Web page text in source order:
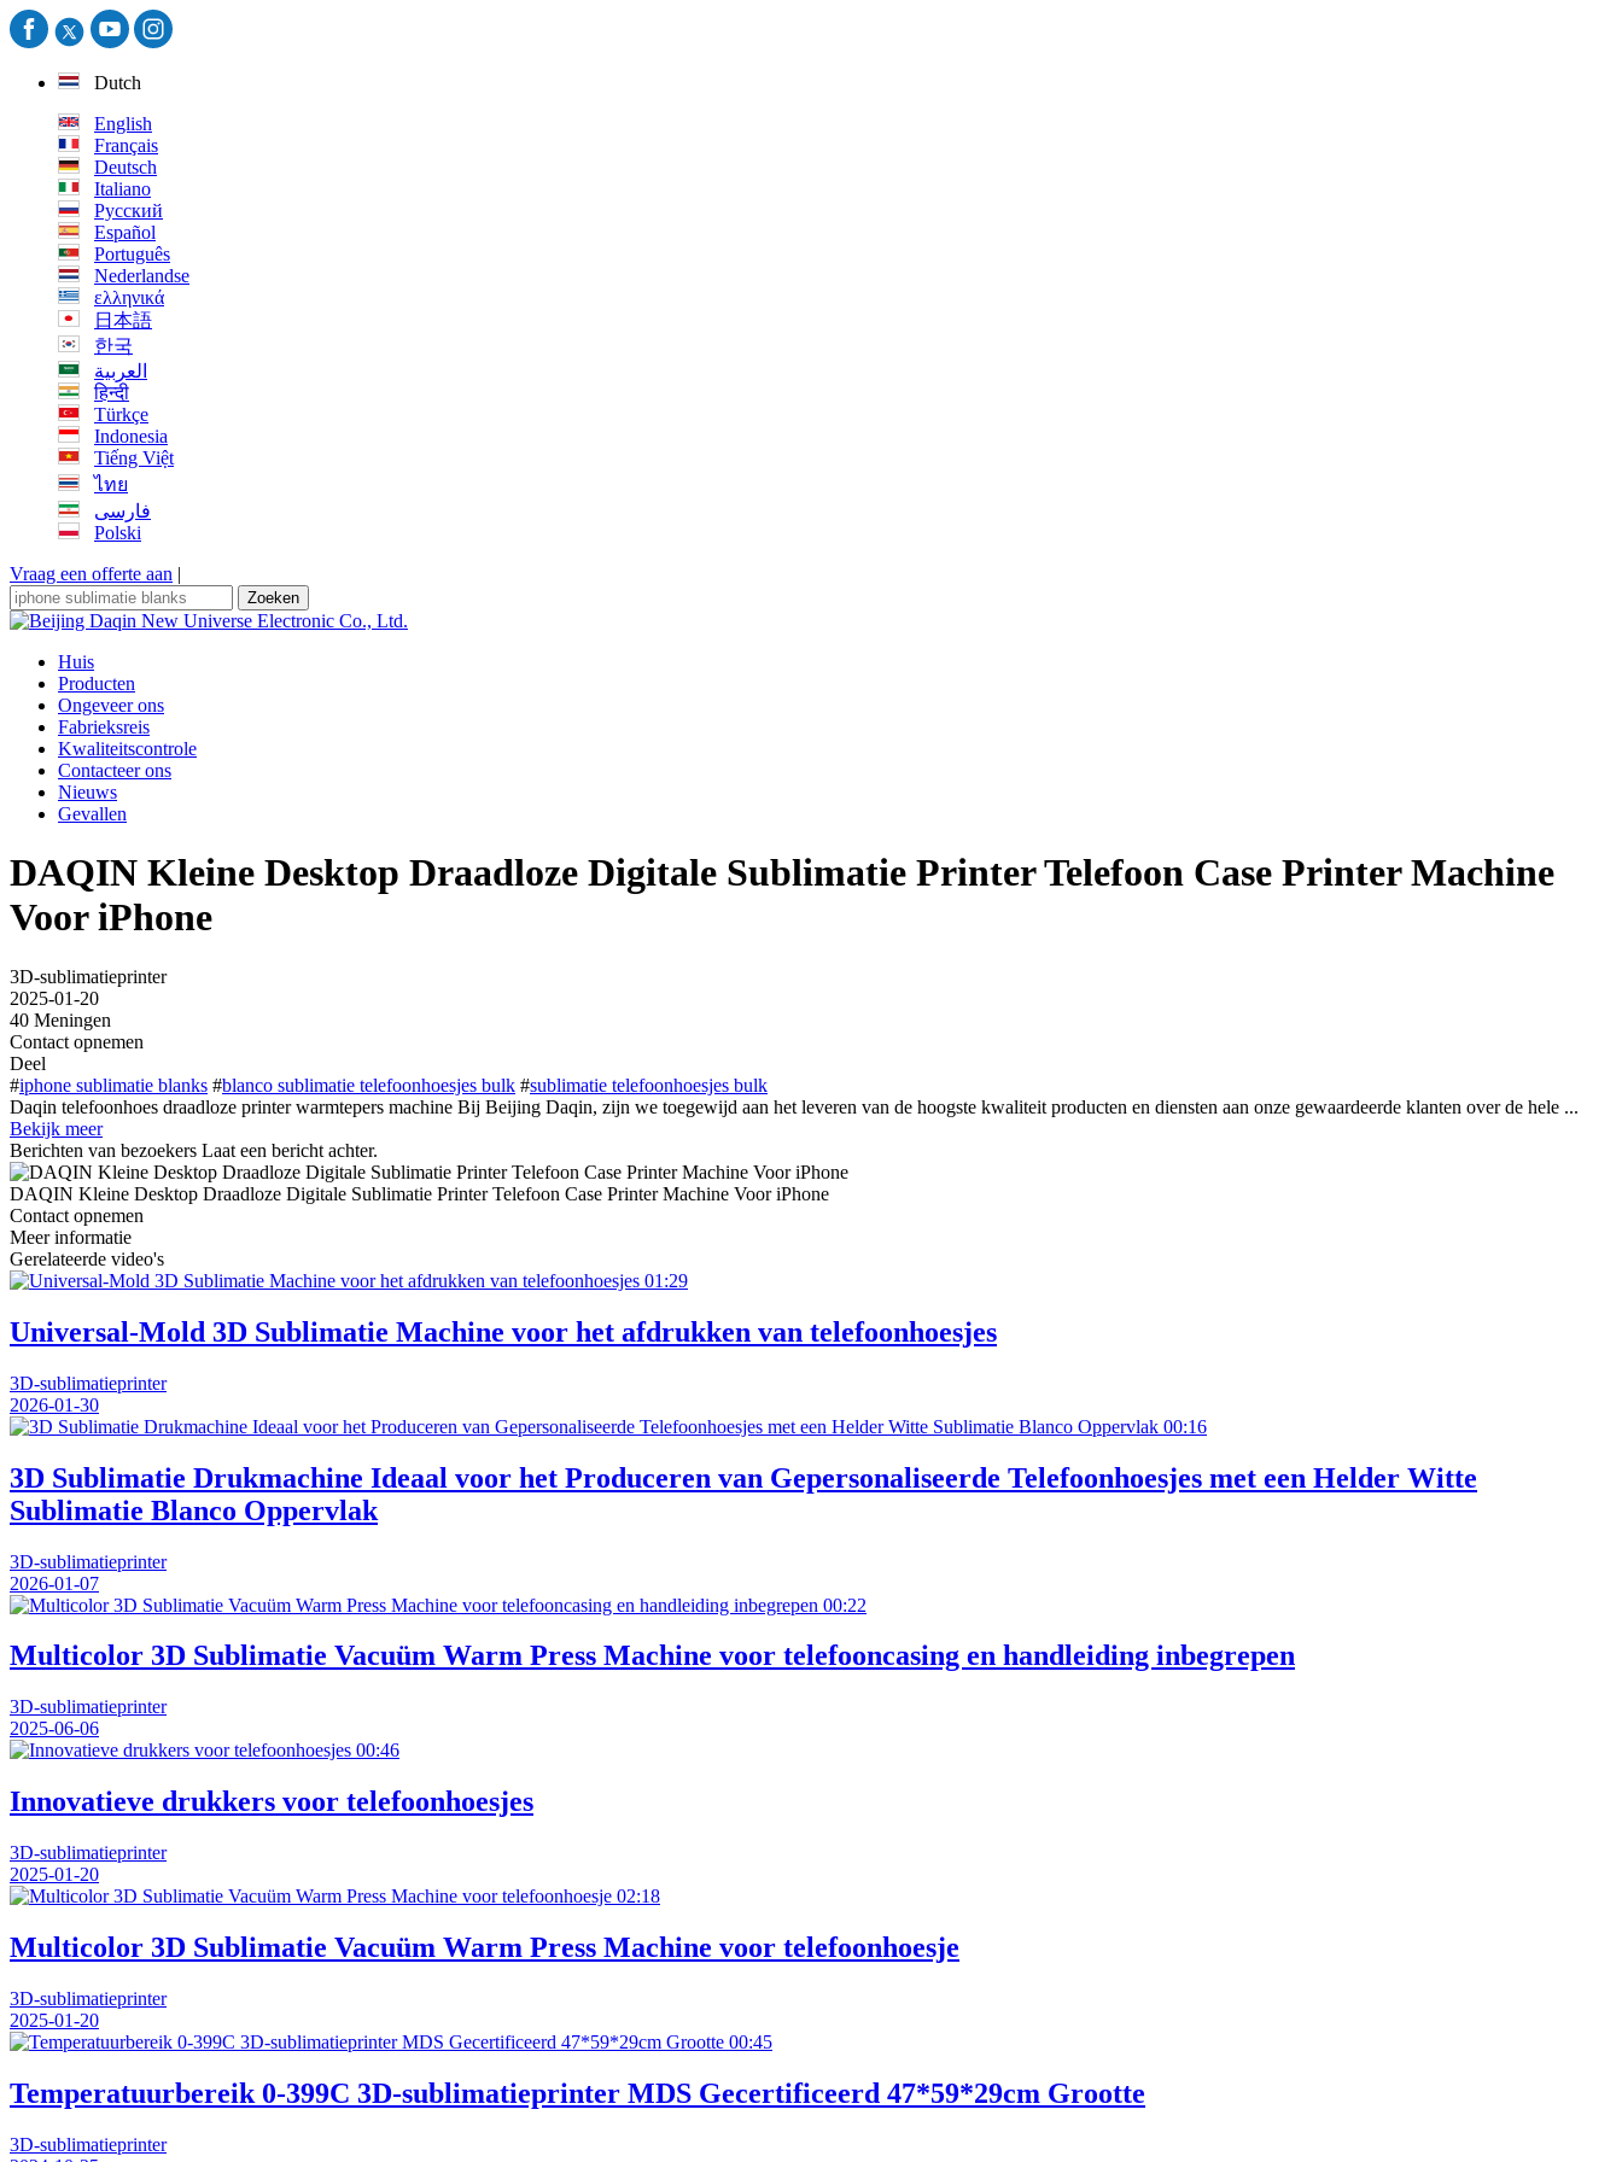
Dutch
English
Français
Deutsch
Italiano
Русский
Español
Português
Nederlandse
ελληνικά
日本語
한국
العربية
हिन्दी
Türkçe
Indonesia
Tiếng Việt
ไทย
فارسی
Polski
Vraag een offerte aan |
Zoeken
Huis
Producten
Ongeveer ons
Fabrieksreis
Kwaliteitscontrole
Contacteer ons
Nieuws
Gevallen
DAQIN Kleine Desktop Draadloze Digitale Sublimatie Printer Telefoon Case Printer Machine
Voor iPhone
3D-sublimatieprinter
2025-01-20
40 Meningen
Contact opnemen
Deel
#iphone sublimatie blanks #blanco sublimatie telefoonhoesjes bulk #sublimatie telefoonhoesjes bulk
Daqin telefoonhoes draadloze printer warmtepers machine Bij Beijing Daqin, zijn we toegewijd aan het leveren van de hoogste kwaliteit producten en diensten aan onze gewaardeerde klanten over de hele ...
Bekijk meer
Berichten van bezoekers Laat een bericht achter.
DAQIN Kleine Desktop Draadloze Digitale Sublimatie Printer Telefoon Case Printer Machine Voor iPhone
Contact opnemen
Meer informatie
Gerelateerde video's
01:29
Universal-Mold 3D Sublimatie Machine voor het afdrukken van telefoonhoesjes
3D-sublimatieprinter
2026-01-30
00:16
3D Sublimatie Drukmachine Ideaal voor het Produceren van Gepersonaliseerde Telefoonhoesjes met een Helder Witte
Sublimatie Blanco Oppervlak
3D-sublimatieprinter
2026-01-07
00:22
Multicolor 3D Sublimatie Vacuüm Warm Press Machine voor telefooncasing en handleiding inbegrepen
3D-sublimatieprinter
2025-06-06
00:46
Innovatieve drukkers voor telefoonhoesjes
3D-sublimatieprinter
2025-01-20
02:18
Multicolor 3D Sublimatie Vacuüm Warm Press Machine voor telefoonhoesje
3D-sublimatieprinter
2025-01-20
00:45
Temperatuurbereik 0-399C 3D-sublimatieprinter MDS Gecertificeerd 47*59*29cm Grootte
3D-sublimatieprinter